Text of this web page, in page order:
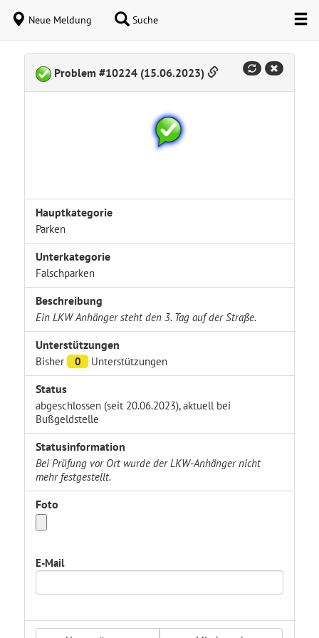
Neue Meldung Suche
Problem #10224 (15.06.2023)
Hauptkategorie
Parken
Unterkategorie
Falschparken
Beschreibung
Ein LKW Anhänger steht den 3. Tag auf der Straße.
Unterstützungen
Bisher 0 Unterstützungen
Status
abgeschlossen (seit 20.06.2023), aktuell bei
Bußgeldstelle
Statusinformation
Bei Prüfung vor Ort wurde der LKW-Anhänger nicht
mehr festgestellt.
Foto
E-Mail